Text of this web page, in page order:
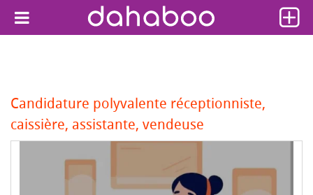
Candidature polyvalente réceptionniste,
caissière, assistante, vendeuse